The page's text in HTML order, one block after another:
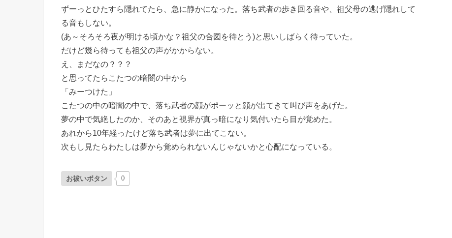
ずーっとひたすら隠れてたら、急に静かになった。落ち武者の歩き回る音や、祖父母の逃げ隠れして
る音もしない。
(あ～そろそろ夜が明ける頃かな？祖父の合図を待とう)と思いしばらく待っていた。
だけど幾ら待っても祖父の声がかからない。
え、まだなの？？？
と思ってたらこたつの暗闇の中から
「みーつけた」
こたつの中の暗闇の中で、落ち武者の顔がポーッと顔が出てきて叫び声をあげた。
夢の中で気絶したのか、そのあと視界が真っ暗になり気付いたら目が覚めた。
あれから10年経ったけど落ち武者は夢に出てこない。
次もし見たらわたしは夢から覚められないんじゃないかと心配になっている。
お祓いボタン 0